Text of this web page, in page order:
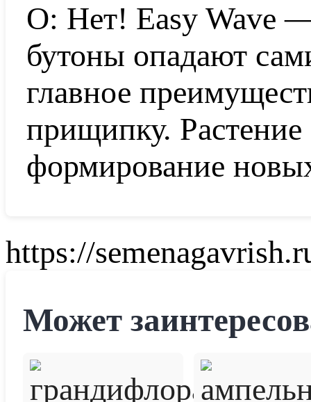
О: Нет! Easy Wave
бутоны опадают
главное
прищипку. Растение
формирование
https://
Может